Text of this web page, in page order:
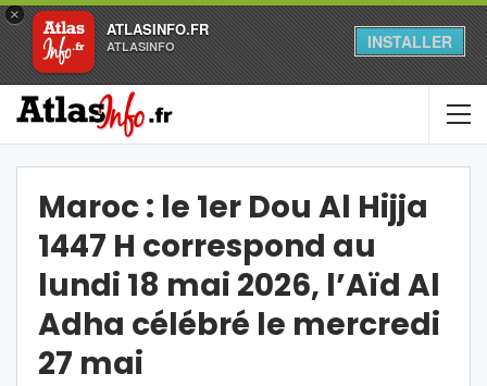
×
ATLASINFO.FR
ATLASINFO INSTALLER
Maroc : le 1er Dou Al Hijja
1447 H correspond au
lundi 18 mai 2026, l’Aïd Al
Adha célébré le mercredi
27 mai